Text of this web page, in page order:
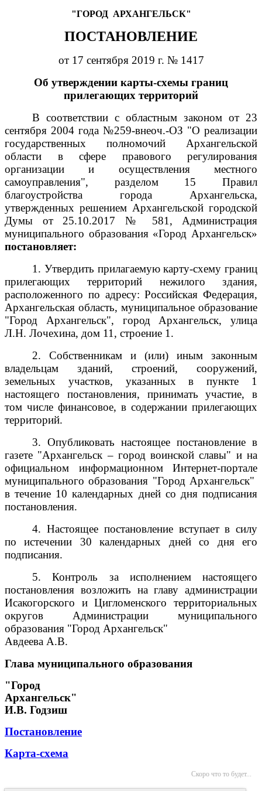
"ГОРОД АРХАНГЕЛЬСК"
ПОСТАНОВЛЕНИЕ
от 17 сентября 2019 г. № 1417
Об утверждении карты-схемы границ
прилегающих территорий
В соответствии с областным законом от 23
сентября 2004 года №259-внеоч.-ОЗ "О реализации
государственных полномочий Архангельской
области в сфере правового регулирования
организации и осуществления местного
самоуправления", разделом 15 Правил
благоустройства города Архангельска,
утвержденных решением Архангельской городской
Думы от 25.10.2017 № 581, Администрация
муниципального образования «Город Архангельск»
постановляет:
1. Утвердить прилагаемую карту-схему границ
прилегающих территорий нежилого здания,
расположенного по адресу: Российская Федерация,
Архангельская область, муниципальное образование
"Город Архангельск", город Архангельск, улица
Л.Н. Лочехина, дом 11, строение 1.
2. Собственникам и (или) иным законным
владельцам зданий, строений, сооружений,
земельных участков, указанных в пункте 1
настоящего постановления, принимать участие, в
том числе финансовое, в содержании прилегающих
территорий.
3. Опубликовать настоящее постановление в
газете "Архангельск – город воинской славы" и на
официальном информационном Интернет-портале
муниципального образования "Город Архангельск"
в течение 10 календарных дней со дня подписания
постановления.
4. Настоящее постановление вступает в силу
по истечении 30 календарных дней со дня его
подписания.
5. Контроль за исполнением настоящего
постановления возложить на главу администрации
Исакогорского и Цигломенского территориальных
округов Администрации муниципального
образования "Город Архангельск"
Авдеева А.В.
Глава муниципального образования
"Город
Архангельск"
И.В. Годзиш
Постановление
Карта-схема
Скоро что то будет...